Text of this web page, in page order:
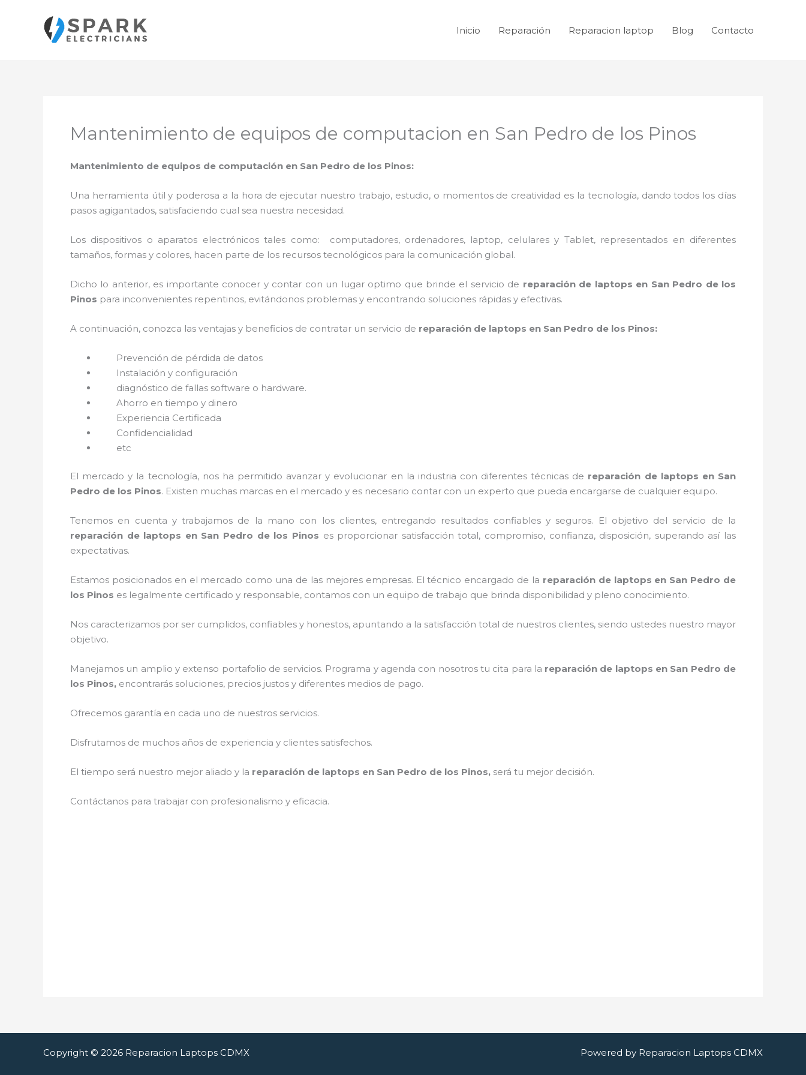
contenido
Inicio Reparación Reparacion laptop Blog Contacto
Mantenimiento de equipos de computacion en San Pedro de los Pinos
Mantenimiento de equipos de computación en San Pedro de los Pinos:
Una herramienta útil y poderosa a la hora de ejecutar nuestro trabajo, estudio, o momentos de creatividad es la tecnología, dando todos los días
pasos agigantados, satisfaciendo cual sea nuestra necesidad.
Los dispositivos o aparatos electrónicos tales como: computadores, ordenadores, laptop, celulares y Tablet, representados en diferentes
tamaños, formas y colores, hacen parte de los recursos tecnológicos para la comunicación global.
Dicho lo anterior, es importante conocer y contar con un lugar optimo que brinde el servicio de reparación de laptops en San Pedro de los
Pinos para inconvenientes repentinos, evitándonos problemas y encontrando soluciones rápidas y efectivas.
A continuación, conozca las ventajas y beneficios de contratar un servicio de reparación de laptops en San Pedro de los Pinos:
Prevención de pérdida de datos
Instalación y configuración
diagnóstico de fallas software o hardware.
Ahorro en tiempo y dinero
Experiencia Certificada
Confidencialidad
etc
El mercado y la tecnología, nos ha permitido avanzar y evolucionar en la industria con diferentes técnicas de reparación de laptops en San
Pedro de los Pinos. Existen muchas marcas en el mercado y es necesario contar con un experto que pueda encargarse de cualquier equipo.
Tenemos en cuenta y trabajamos de la mano con los clientes, entregando resultados confiables y seguros. El objetivo del servicio de la
reparación de laptops en San Pedro de los Pinos es proporcionar satisfacción total, compromiso, confianza, disposición, superando así las
expectativas.
Estamos posicionados en el mercado como una de las mejores empresas. El técnico encargado de la reparación de laptops en San Pedro de
los Pinos es legalmente certificado y responsable, contamos con un equipo de trabajo que brinda disponibilidad y pleno conocimiento.
Nos caracterizamos por ser cumplidos, confiables y honestos, apuntando a la satisfacción total de nuestros clientes, siendo ustedes nuestro mayor
objetivo.
Manejamos un amplio y extenso portafolio de servicios. Programa y agenda con nosotros tu cita para la reparación de laptops en San Pedro de
los Pinos, encontrarás soluciones, precios justos y diferentes medios de pago.
Ofrecemos garantía en cada uno de nuestros servicios.
Disfrutamos de muchos años de experiencia y clientes satisfechos.
El tiempo será nuestro mejor aliado y la reparación de laptops en San Pedro de los Pinos, será tu mejor decisión.
Contáctanos para trabajar con profesionalismo y eficacia.
Copyright © 2026 Reparacion Laptops CDMX Powered by Reparacion Laptops CDMX